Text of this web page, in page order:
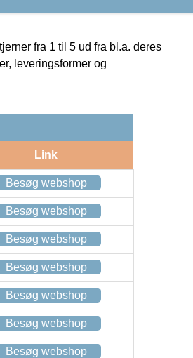
fra 1 til 5 ud fra bl.a. deres
leveringsformer og
Link
Besøg webshop
Besøg webshop
Besøg webshop
Besøg webshop
Besøg webshop
Besøg webshop
Besøg webshop